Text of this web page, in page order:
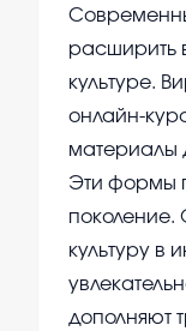
расширить
культуре.
онлайн-
материалы
Эти формы
поколение.
культуру в
дополняют